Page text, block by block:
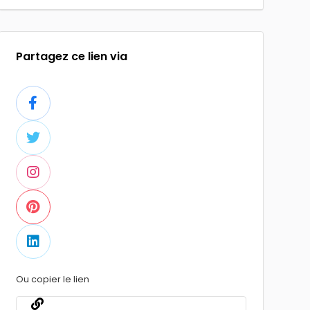
Partagez ce lien via
Ou copier le lien